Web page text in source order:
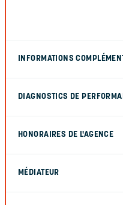
INFORMATIONS
DIAGNOSTICS DE
HONORAIRES DE L'AGENCE
MÉDIATEUR